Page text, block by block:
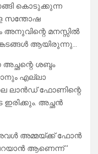
കൊടുക്കുന്ന
സന്തോഷ
അനുവിന്റെ മനസ്സിൽ
ആയിരുന്നു…
അച്ഛന്റെ ശബ്ദം
എല്ലാ
ലാൻഡ് ഫോണിന്റെ
അച്ഛൻ
അമ്മയ്ക്ക് ഫോൻ
ആണെന്ന് ‘